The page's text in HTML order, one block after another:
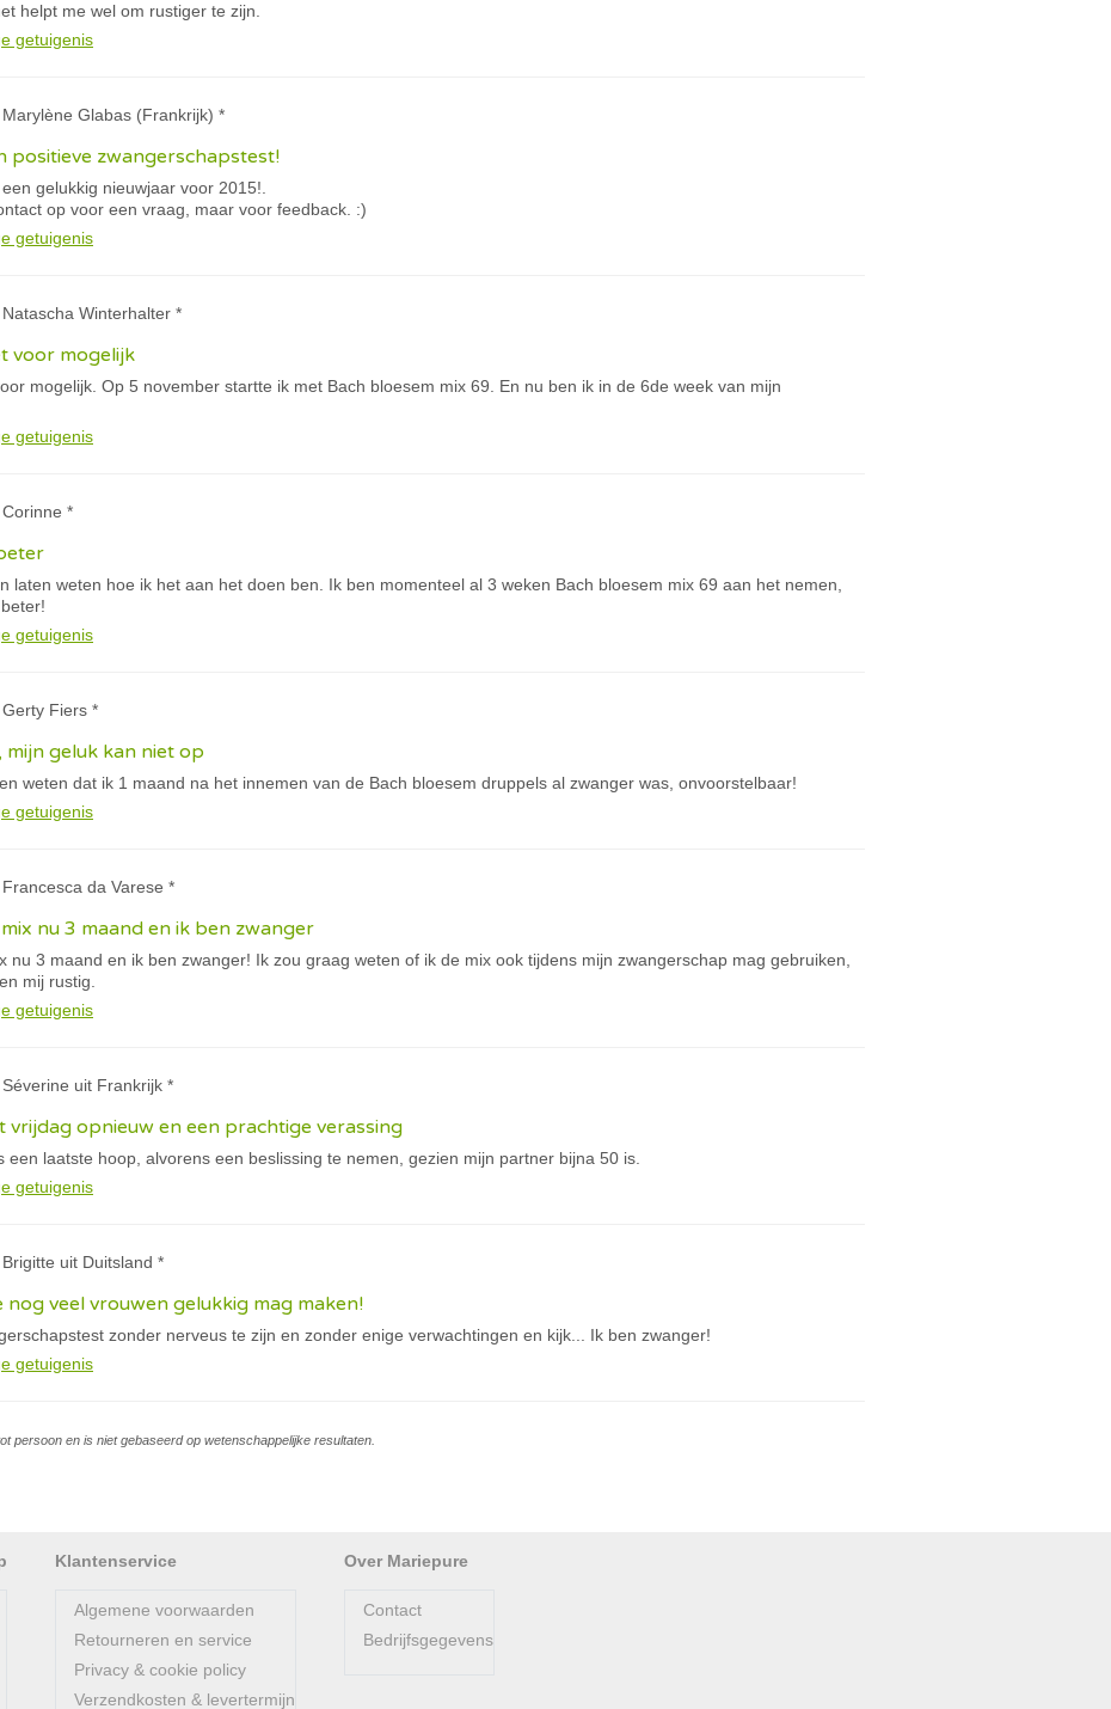
helpt me wel om rustiger te zijn.
getuigenis
Glabas (Frankrijk) *
positieve zwangerschapstest!
gelukkig nieuwjaar voor 2015!.
op voor een vraag, maar voor feedback. :)
getuigenis
Winterhalter *
voor mogelijk
mogelijk. Op 5 november startte ik met Bach bloesem mix 69. En nu ben ik in de 6de week van mijn
getuigenis
*
laten weten hoe ik het aan het doen ben. Ik ben momenteel al 3 weken Bach bloesem mix 69 aan het nemen,
getuigenis
Fiers *
mijn geluk kan niet op
weten dat ik 1 maand na het innemen van de Bach bloesem druppels al zwanger was, onvoorstelbaar!
getuigenis
da Varese *
nu 3 maand en ik ben zwanger
nu 3 maand en ik ben zwanger! Ik zou graag weten of ik de mix ook tijdens mijn zwangerschap mag gebruiken,
mij rustig.
getuigenis
uit Frankrijk *
vrijdag opnieuw en een prachtige verassing
een laatste hoop, alvorens een beslissing te nemen, gezien mijn partner bijna 50 is.
getuigenis
uit Duitsland *
nog veel vrouwen gelukkig mag maken!
zonder nerveus te zijn en zonder enige verwachtingen en kijk... Ik ben zwanger!
getuigenis
persoon en is niet gebaseerd op wetenschappelijke resultaten.
Klantenservice
Algemene voorwaarden
Retourneren en service
Privacy & cookie policy
Verzendkosten & levertermijn
Over Mariepure
Contact
Bedrijfsgegevens